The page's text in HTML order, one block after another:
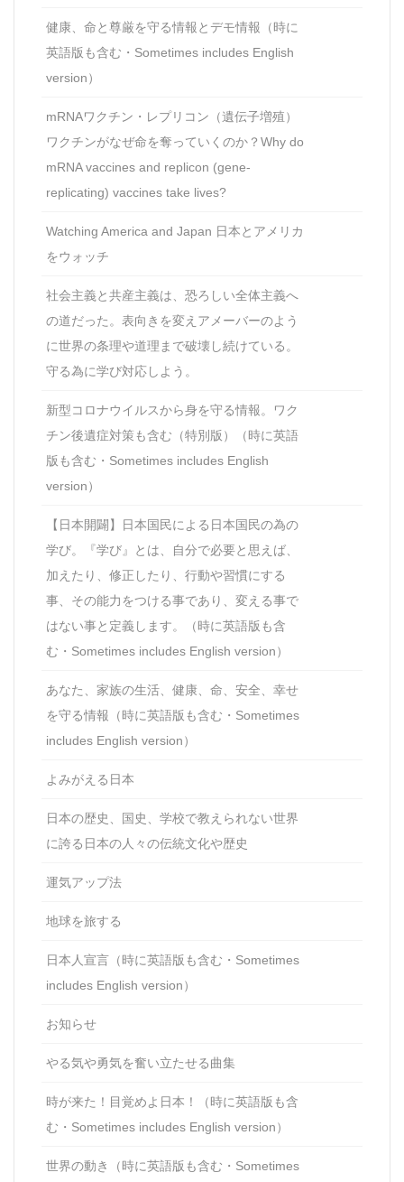
健康、命と尊厳を守る情報とデモ情報（時に
英語版も含む・Sometimes includes English
version）
mRNAワクチン・レプリコン（遺伝子増殖）
ワクチンがなぜ命を奪っていくのか？Why do
mRNA vaccines and replicon (gene-
replicating) vaccines take lives?
Watching America and Japan 日本とアメリカ
をウォッチ
社会主義と共産主義は、恐ろしい全体主義へ
の道だった。表向きを変えアメーバーのよう
に世界の条理や道理まで破壊し続けている。
守る為に学び対応しよう。
新型コロナウイルスから身を守る情報。ワク
チン後遺症対策も含む（特別版）（時に英語
版も含む・Sometimes includes English
version）
【日本開闢】日本国民による日本国民の為の
学び。『学び』とは、自分で必要と思えば、
加えたり、修正したり、行動や習慣にする
事、その能力をつける事であり、変える事で
はない事と定義します。（時に英語版も含
む・Sometimes includes English version）
あなた、家族の生活、健康、命、安全、幸せ
を守る情報（時に英語版も含む・Sometimes
includes English version）
よみがえる日本
日本の歴史、国史、学校で教えられない世界
に誇る日本の人々の伝統文化や歴史
運気アップ法
地球を旅する
日本人宣言（時に英語版も含む・Sometimes
includes English version）
お知らせ
やる気や勇気を奮い立たせる曲集
時が来た！目覚めよ日本！（時に英語版も含
む・Sometimes includes English version）
世界の動き（時に英語版も含む・Sometimes